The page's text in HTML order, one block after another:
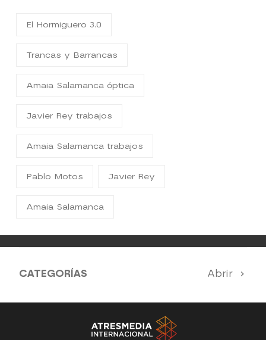
El Hormiguero 3.0
Trancas y Barrancas
Amaia Salamanca óptica
Javier Rey trabajos
Amaia Salamanca trabajos
Pablo Motos Javier Rey
Amaia Salamanca
CATEGORÍAS Abrir
Antena 3 Noticias El Hormiguero
Tu cara me suena Pasapalabra